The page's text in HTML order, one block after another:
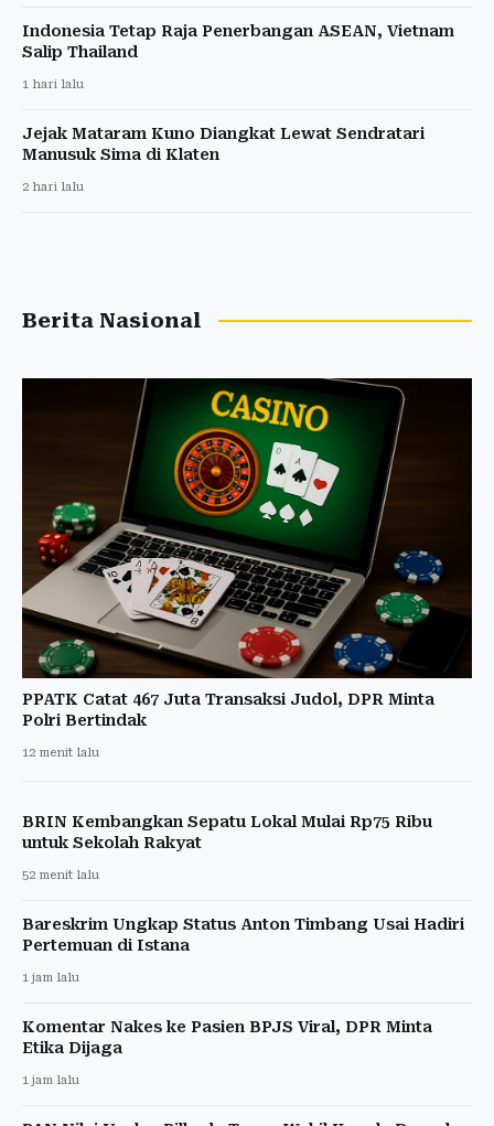
Indonesia Tetap Raja Penerbangan ASEAN, Vietnam
Salip Thailand
1 hari lalu
Jejak Mataram Kuno Diangkat Lewat Sendratari
Manusuk Sima di Klaten
2 hari lalu
Berita Nasional
PPATK Catat 467 Juta Transaksi Judol, DPR Minta
Polri Bertindak
12 menit lalu
BRIN Kembangkan Sepatu Lokal Mulai Rp75 Ribu
untuk Sekolah Rakyat
52 menit lalu
Bareskrim Ungkap Status Anton Timbang Usai Hadiri
Pertemuan di Istana
1 jam lalu
Komentar Nakes ke Pasien BPJS Viral, DPR Minta
Etika Dijaga
1 jam lalu